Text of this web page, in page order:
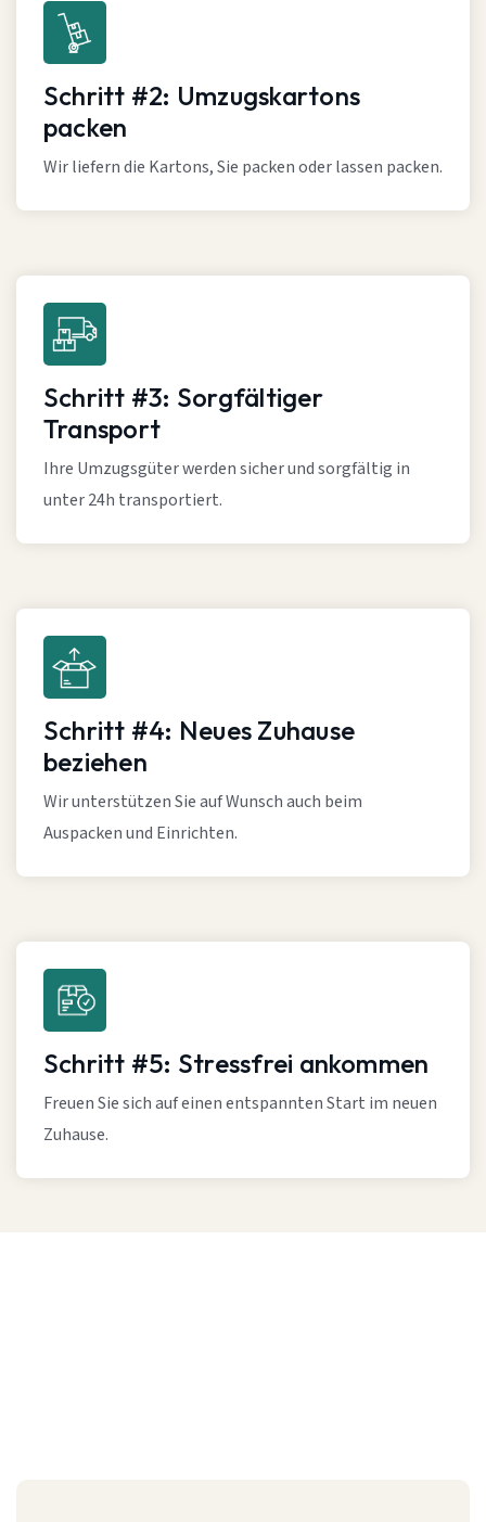
Schritt #2: Umzugskartons
packen
Wir liefern die Kartons, Sie packen oder lassen packen.
Schritt #3: Sorgfältiger
Transport
Ihre Umzugsgüter werden sicher und sorgfältig in
unter 24h transportiert.
Schritt #4: Neues Zuhause
beziehen
Wir unterstützen Sie auf Wunsch auch beim
Auspacken und Einrichten.
Schritt #5: Stressfrei ankommen
Freuen Sie sich auf einen entspannten Start im neuen
Zuhause.